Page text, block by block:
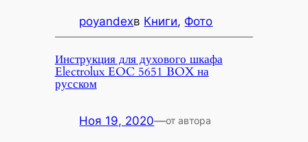
poyandexв Книги, Фото
Инструкция для духового шкафа
Electrolux EOC 5651 BOX на
русском
Ноя 19, 2020—от автора